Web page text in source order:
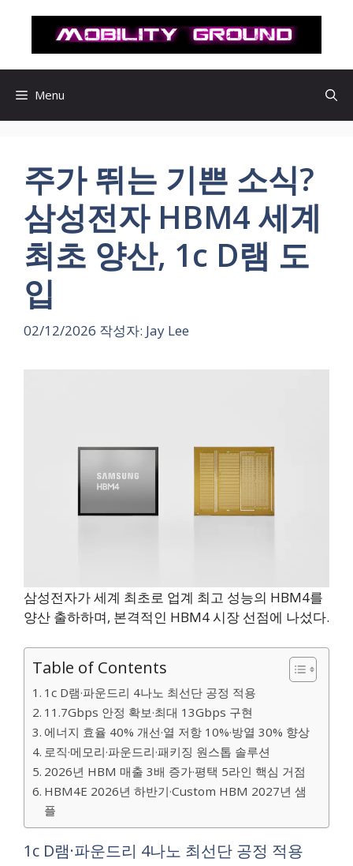
로
Menu
주가 뛰는 기쁜 소식?
삼성전자 HBM4 세계
최초 양산, 1c D램 도
입
02/12/2026 작성자: Jay Lee
삼성전자가 세계 최초로 업계 최고 성능의 HBM4를
양산 출하하며, 본격적인 HBM4 시장 선점에 나섰다.
Table of Contents
1c D램·파운드리 4나노 최선단 공정 적용
11.7Gbps 안정 확보·최대 13Gbps 구현
에너지 효율 40% 개선·열 저항 10%·방열 30% 향상
로직·메모리·파운드리·패키징 원스톱 솔루션
2026년 HBM 매출 3배 증가·평택 5라인 핵심 거점
HBM4E 2026년 하반기·Custom HBM 2027년 샘
플
1c D램·파운드리 4나노 최선단 공정 적용